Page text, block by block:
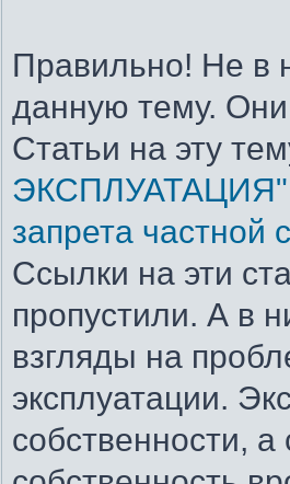
Правильно! Не в
данную тему.
Статьи на эту
ЭКСПЛУАТАЦИЯ"
запрета частной
Ссылки на эти
пропустили. А в
взгляды на
эксплуатации.
собственности,